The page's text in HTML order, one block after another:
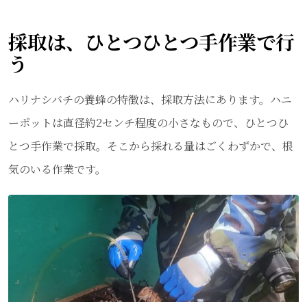
採取は、ひとつひとつ手作業で行
う
ハリナシバチの養蜂の特徴は、採取方法にあります。ハニ
ーポットは直径約2センチ程度の小さなもので、ひとつひ
とつ手作業で採取。そこから採れる量はごくわずかで、根
気のいる作業です。